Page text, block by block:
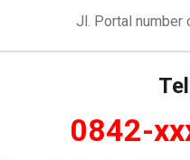
Jl. Portal number
0842-